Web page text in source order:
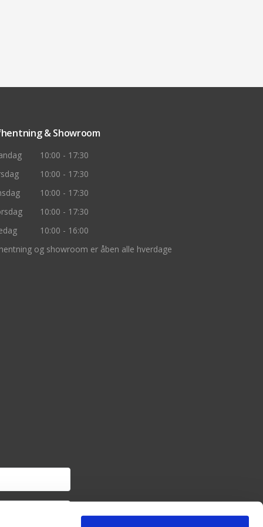
& Showroom
10:00 - 17:30
10:00 - 17:30
10:00 - 17:30
10:00 - 17:30
10:00 - 16:00
og showroom er åben alle hverdage